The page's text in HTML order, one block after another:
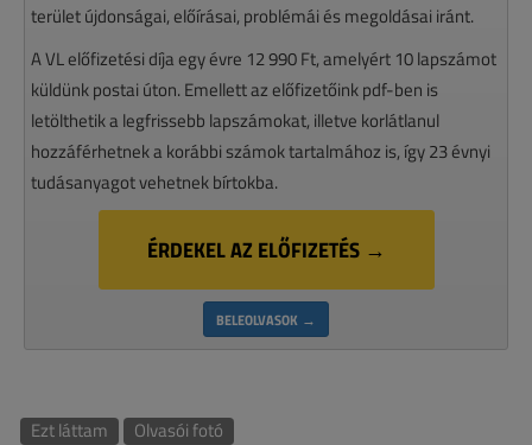
terület újdonságai, előírásai, problémái és megoldásai iránt.
A VL előfizetési díja egy évre 12 990 Ft, amelyért 10 lapszámot
küldünk postai úton. Emellett az előfizetőink pdf-ben is
letölthetik a legfrissebb lapszámokat, illetve korlátlanul
hozzáférhetnek a korábbi számok tartalmához is, így 23 évnyi
tudásanyagot vehetnek bírtokba.
ÉRDEKEL AZ ELŐFIZETÉS →
BELEOLVASOK →
Ezt láttam Olvasói fotó